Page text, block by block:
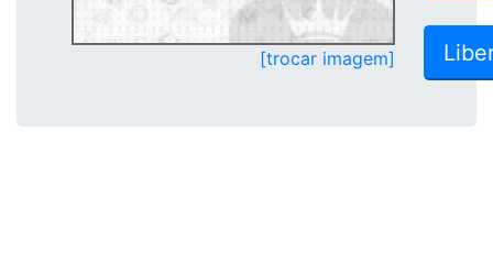
[trocar imagem]